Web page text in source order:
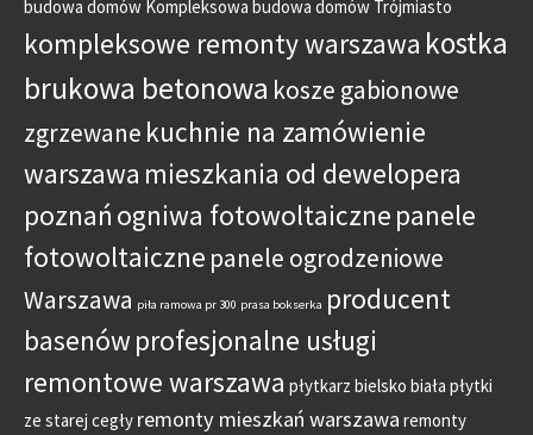
budowa domów Kompleksowa budowa domów Trójmiasto
kompleksowe remonty warszawa kostka
brukowa betonowa kosze gabionowe
zgrzewane kuchnie na zamówienie
warszawa mieszkania od dewelopera
poznań ogniwa fotowoltaiczne panele
fotowoltaiczne panele ogrodzeniowe
Warszawa piła ramowa pr 300 prasa bokserka producent
basenów profesjonalne usługi
remontowe warszawa płytkarz bielsko biała płytki
ze starej cegły remonty mieszkań warszawa remonty